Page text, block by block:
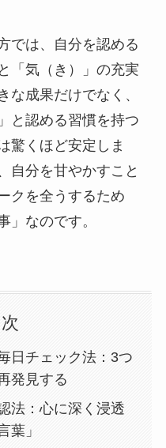
では、自分を認める
「気（き）」の充実
な成果だけでなく、
と認める習慣を持つ
驚くほど安定しま
自分を甘やかすこと
クを全うするため
」なのです。
日チェック法：3つ
発見する
法：心に深く浸透
葉」